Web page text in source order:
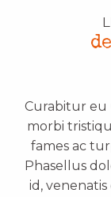
Curabitur eu
morbi
fames ac
Phasellus
id,